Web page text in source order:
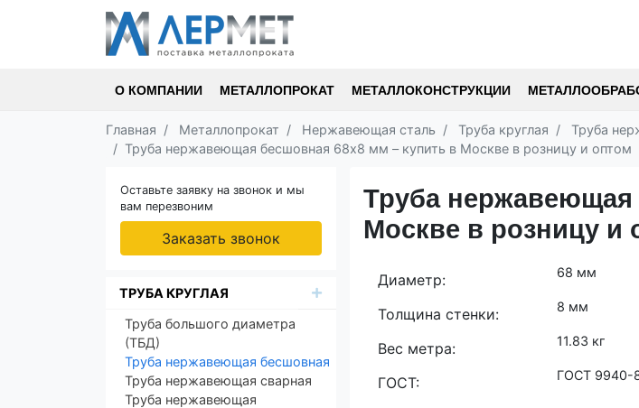
О КОМПАНИИ МЕТАЛЛОПРОКАТ МЕТАЛЛОКОНСТРУКЦИИ
Главная Металлопрокат Нержавеющая сталь Труба круглая
Труба
Труба нержавеющая бесшовная 68х8 мм – купить в Москве в розницу и оптом
Оставьте заявку на звонок и мы
вам перезвоним
Заказать звонок
ТРУБА КРУГЛАЯ
Труба большого диаметра
(ТБД)
Труба нержавеющая бесшовная
Труба нержавеющая сварная
Труба нержавеющая
Труба нержавеющая
Москве в розницу и
Диаметр: 68 мм
Толщина стенки: 8 мм
Вес метра: 11.83 кг
ГОСТ: ГОСТ 9940-